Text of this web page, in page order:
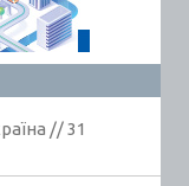
// 31